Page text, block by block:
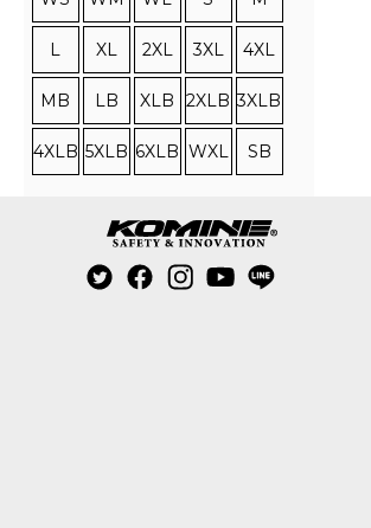
L XL 2XL 3XL 4XL
MB LB XLB 2XLB 3XLB
4XLB 5XLB 6XLB WXL SB